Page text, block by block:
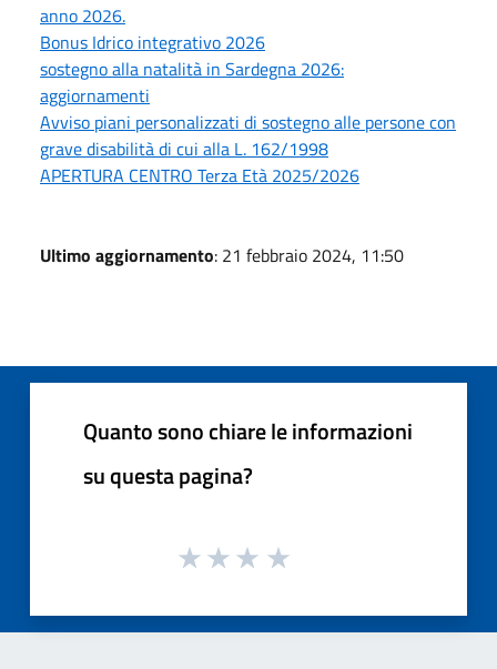
anno 2026.
Bonus Idrico integrativo 2026
sostegno alla natalità in Sardegna 2026:
aggiornamenti
Avviso piani personalizzati di sostegno alle persone con
grave disabilità di cui alla L. 162/1998
APERTURA CENTRO Terza Età 2025/2026
Ultimo aggiornamento: 21 febbraio 2024, 11:50
Quanto sono chiare le informazioni
su questa pagina?